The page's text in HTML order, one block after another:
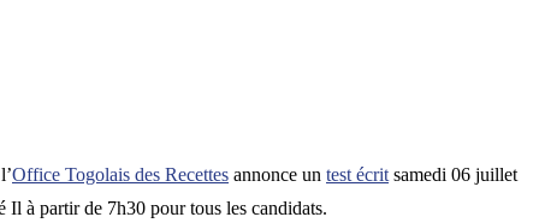
Office Togolais des Recettes annonce un test écrit samedi 06 juillet
à partir de 7h30 pour tous les candidats.